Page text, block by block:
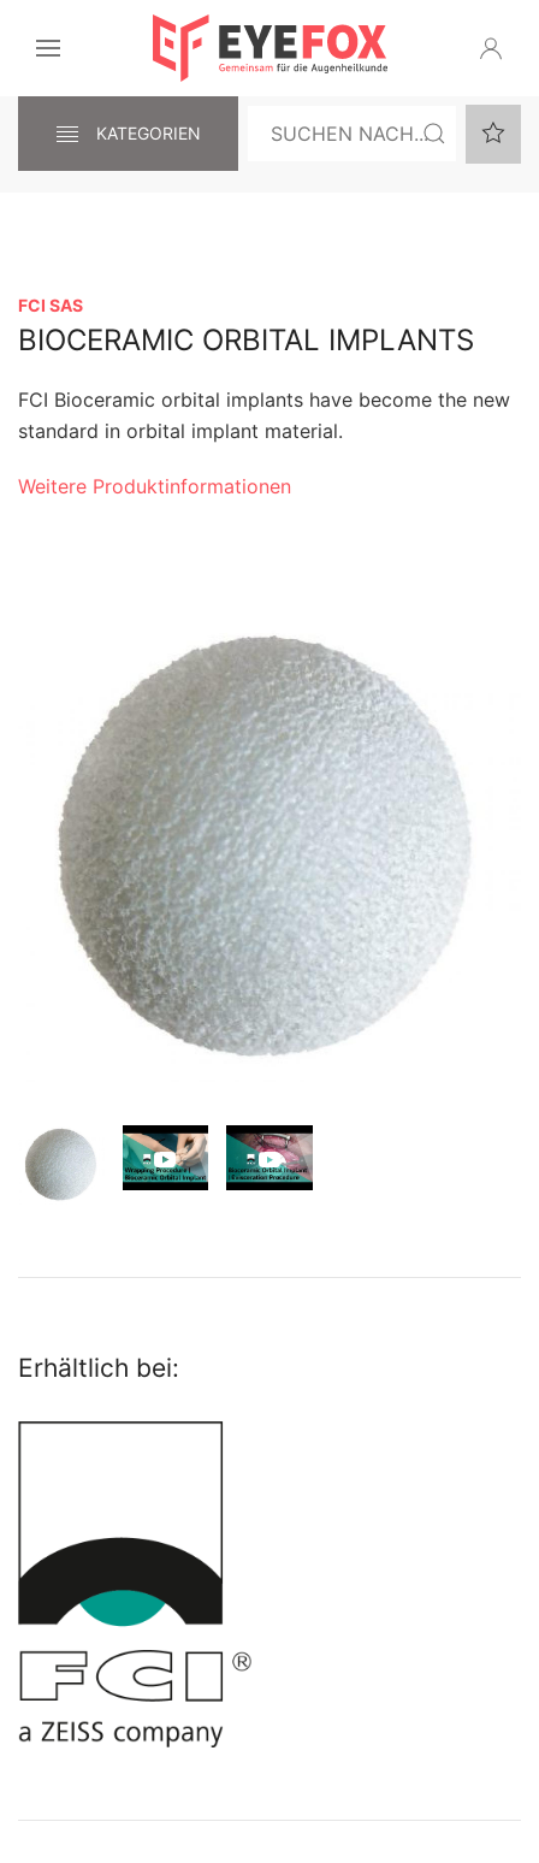
KATEGORIEN
FCI SAS
BIOCERAMIC ORBITAL IMPLANTS
FCI Bioceramic orbital implants have become the new
standard in orbital implant material.
Weitere Produktinformationen
Erhältlich bei: